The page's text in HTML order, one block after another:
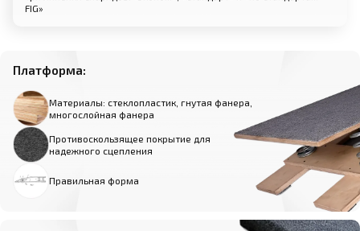
FIG»
Платформа:
Материалы: стеклопластик, гнутая фанера,
многослойная фанера
Противоскользящее покрытие для
надежного сцепления
Правильная форма